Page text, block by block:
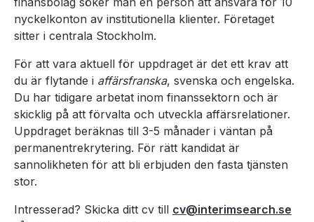
nyckelkonton av institutionella klienter. Företaget
sitter i centrala Stockholm.
För att vara aktuell för uppdraget är det ett krav att
du är flytande i affärsfranska, svenska och engelska.
Du har tidigare arbetat inom finanssektorn och är
skicklig på att förvalta och utveckla affärsrelationer.
Uppdraget beräknas till 3-5 månader i väntan på
permanentrekrytering. För rätt kandidat är
sannolikheten för att bli erbjuden den fasta tjänsten
stor.
Intresserad? Skicka ditt cv till cv@interimsearch.se